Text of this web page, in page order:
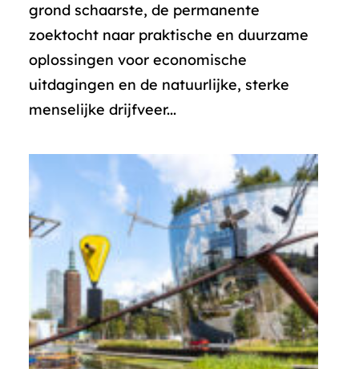
grond schaarste, de permanente
zoektocht naar praktische en duurzame
oplossingen voor economische
uitdagingen en de natuurlijke, sterke
menselijke drijfveer...